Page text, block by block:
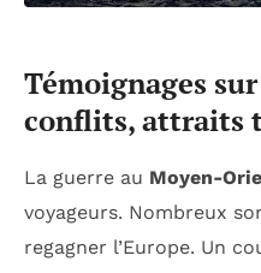
Témoignages
conflits, attraits
La guerre au Moyen-
voyageurs. Nombreux
regagner l’Europe. Un